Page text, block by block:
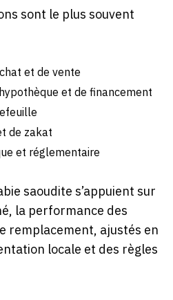
sont le plus souvent
et de vente
et de financement
de zakat
et réglementaire
saoudite s’appuient sur
la performance des
remplacement, ajustés en
locale et des règles